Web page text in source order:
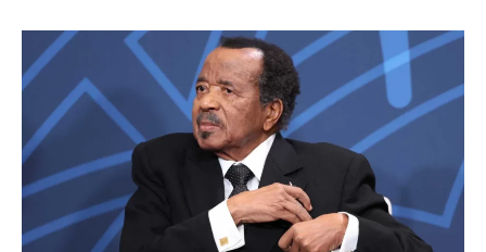
c
e
b
o
k
itt at
s
p
e
gr
a
m
t ta
g
er